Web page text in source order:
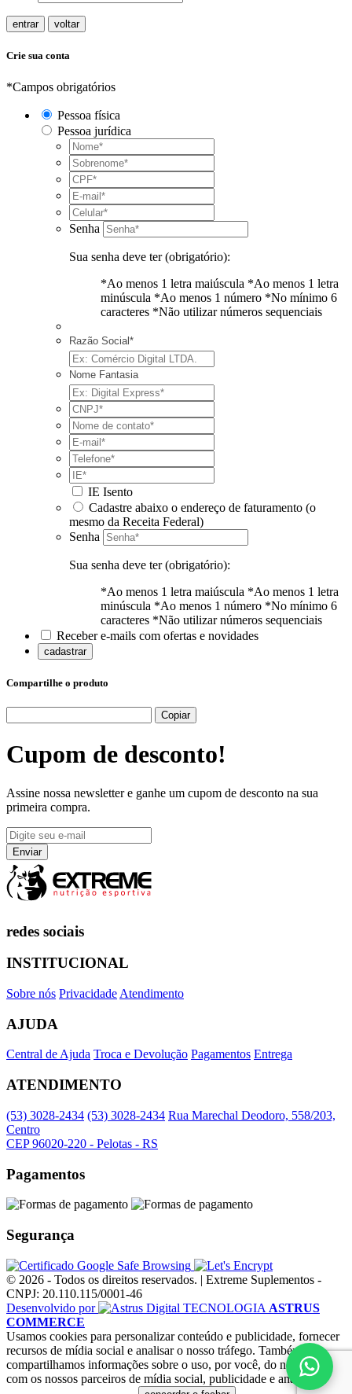
entrar voltar
Crie sua conta
*Campos obrigatórios
Pessoa física
Pessoa jurídica
Senha
Sua senha deve ter (obrigatório):
*Ao menos 1 letra maiúscula *Ao menos 1 letra
minúscula *Ao menos 1 número *No mínimo 6
caracteres *Não utilizar números sequenciais
Razão Social*
Nome Fantasia
IE Isento
Cadastre abaixo o endereço de faturamento (o
mesmo da Receita Federal)
Senha
Sua senha deve ter (obrigatório):
*Ao menos 1 letra maiúscula *Ao menos 1 letra
minúscula *Ao menos 1 número *No mínimo 6
caracteres *Não utilizar números sequenciais
Receber e-mails com ofertas e novidades
cadastrar
Compartilhe o produto
Copiar
Cupom de desconto!
Assine nossa newsletter e ganhe um cupom de desconto na sua
primeira compra.
redes sociais
INSTITUCIONAL
Sobre nós Privacidade Atendimento
AJUDA
Central de Ajuda Troca e Devolução Pagamentos Entrega
ATENDIMENTO
(53) 3028-2434 (53) 3028-2434 Rua Marechal Deodoro, 558/203,
Centro
CEP 96020-220 - Pelotas - RS
Pagamentos
Segurança
© 2026 - Todos os direitos reservados. | Extreme Suplementos -
CNPJ: 20.110.115/0001-46
Desenvolvido por
TECNOLOGIA ASTRUS
COMMERCE
Usamos cookies para personalizar conteúdo e publicidade, fornecer
recursos de mídia social e analisar o nosso tráfego. Também
compartilhamos informações sobre o uso, por você, do nosso site
com os nossos parceiros de mídia social, publicidade e análise.